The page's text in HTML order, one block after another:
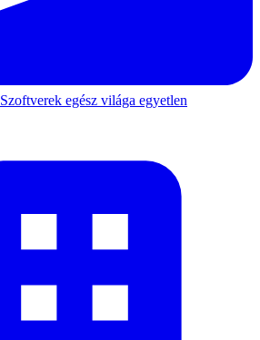
Szoftverek egész világa egyetlen